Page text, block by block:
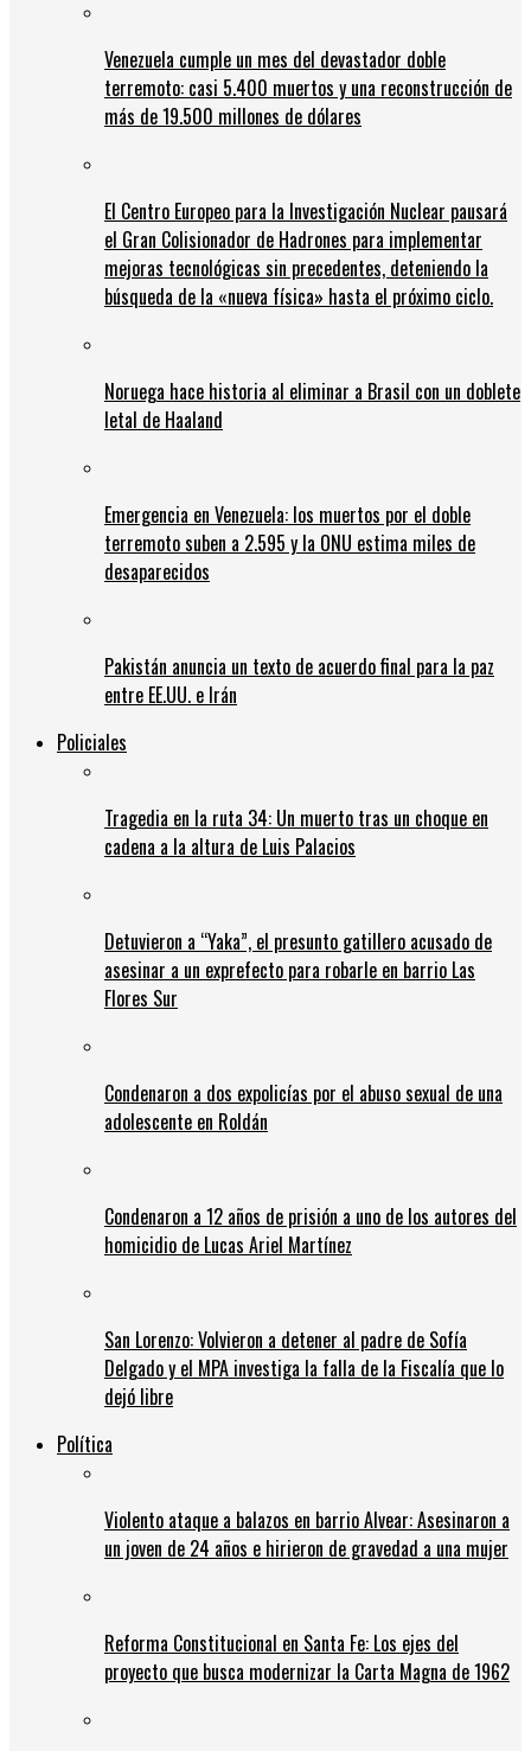
Venezuela cumple un mes del devastador doble
terremoto: casi 5.400 muertos y una reconstrucción de
más de 19.500 millones de dólares
El Centro Europeo para la Investigación Nuclear pausará
el Gran Colisionador de Hadrones para implementar
mejoras tecnológicas sin precedentes, deteniendo la
búsqueda de la «nueva física» hasta el próximo ciclo.
Noruega hace historia al eliminar a Brasil con un doblete
letal de Haaland
Emergencia en Venezuela: los muertos por el doble
terremoto suben a 2.595 y la ONU estima miles de
desaparecidos
Pakistán anuncia un texto de acuerdo final para la paz
entre EE.UU. e Irán
Policiales
Tragedia en la ruta 34: Un muerto tras un choque en
cadena a la altura de Luis Palacios
Detuvieron a “Yaka”, el presunto gatillero acusado de
asesinar a un exprefecto para robarle en barrio Las
Flores Sur
Condenaron a dos expolicías por el abuso sexual de una
adolescente en Roldán
Condenaron a 12 años de prisión a uno de los autores del
homicidio de Lucas Ariel Martínez
San Lorenzo: Volvieron a detener al padre de Sofía
Delgado y el MPA investiga la falla de la Fiscalía que lo
dejó libre
Política
Violento ataque a balazos en barrio Alvear: Asesinaron a
un joven de 24 años e hirieron de gravedad a una mujer
Reforma Constitucional en Santa Fe: Los ejes del
proyecto que busca modernizar la Carta Magna de 1962